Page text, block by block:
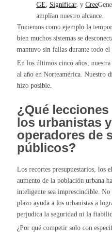
GE
Significar, y Cree
amplían nuestro alcance.
Tomemos como ejemplo la
bien muchos sistemas se
mantuvo sin fallas durante todo el
En los últimos cinco años,
al año en Norteamérica. Nuestro
hizo posible.
¿Qué
los urbanistas
operadores de
públicos?
Los recortes presupuestarios, los
aumento de la población urbana
inteligente sea imprescindible.
plazo ayuda a los urbanistas a
perjudica la seguridad ni la
¿Por qué competir solo con